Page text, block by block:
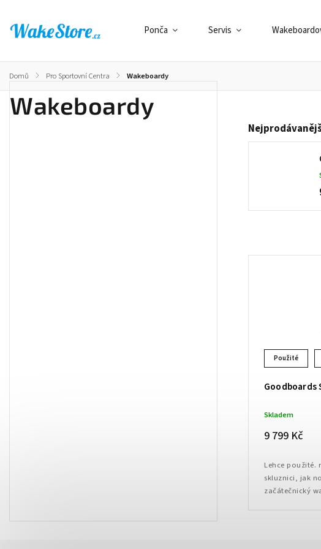
Ponča Servis
Domů / Pro Sportovní Centra / Wakeboardy
Wakeboardy
Použité
Goodboards
Skladem
9 799 Kč
Lehce použité.
skluznici, jak
začátečnický